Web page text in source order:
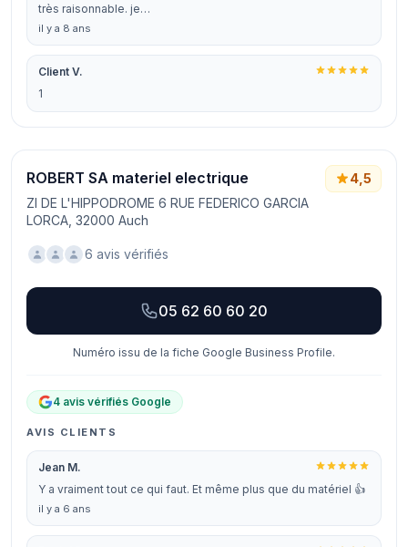
très raisonnable. je…
il y a 8 ans
Client V.
1
ROBERT SA materiel electrique
ZI DE L'HIPPODROME 6 RUE FEDERICO GARCIA
LORCA, 32000 Auch
4,5
6 avis vérifiés
05 62 60 60 20
Numéro issu de la fiche Google Business Profile.
4 avis vérifiés Google
AVIS CLIENTS
Jean M.
Y a vraiment tout ce qui faut. Et même plus que du matériel 👍
il y a 6 ans